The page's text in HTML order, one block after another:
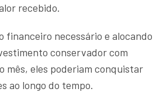
recebido.
financeiro necessário e alocando
conservador com
mês, eles poderiam conquistar
ao longo do tempo.